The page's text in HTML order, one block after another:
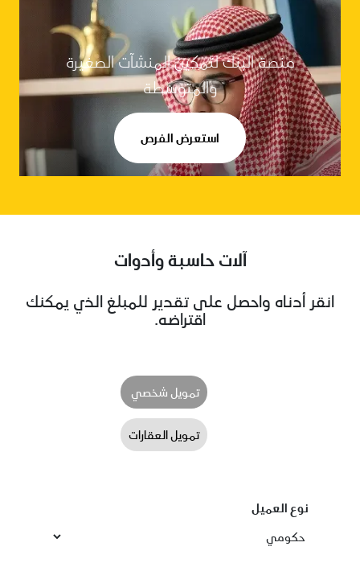
منصة البنك لتمكين المنشآت الصغيرة
والمتوسطة
استعرض الفرص
آلات حاسبة وأدوات
انقر أدناه واحصل على تقدير للمبلغ الذي يمكنك
اقتراضه.
تمويل شخصي
تمويل العقارات
نوع العميل